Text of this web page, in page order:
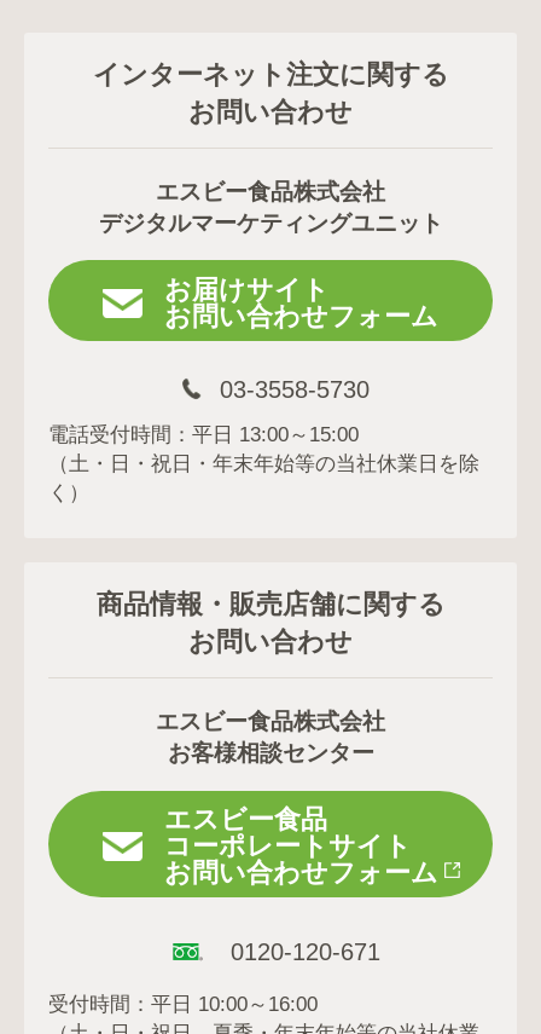
インターネット注文に関する
お問い合わせ
エスビー食品株式会社
デジタルマーケティングユニット
お届けサイト
お問い合わせフォーム
03-3558-5730
電話受付時間：平日 13:00～15:00
（土・日・祝日・年末年始等の当社休業日を除
く）
商品情報・販売店舗に関する
お問い合わせ
エスビー食品株式会社
お客様相談センター
エスビー食品
コーポレートサイト
お問い合わせフォーム
0120-120-671
受付時間：平日 10:00～16:00